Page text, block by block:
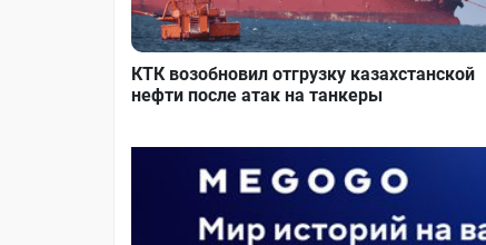
КТК возобновил отгрузку казахстанской
нефти после атак на танкеры